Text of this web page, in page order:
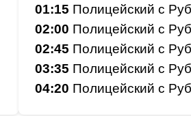
01:15 Полицейский с
02:00 Полицейский с
02:45 Полицейский с
03:35 Полицейский с
04:20 Полицейский с